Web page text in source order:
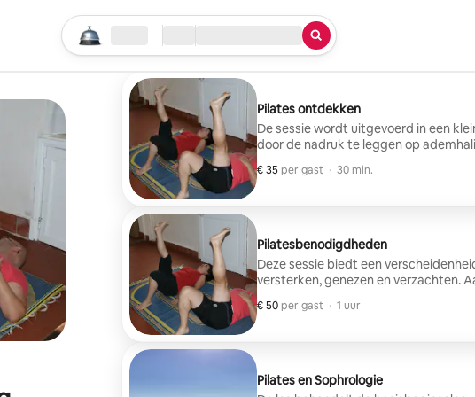
Begin je zoektocht
Locatie Aankomen/vertrekken
Soort service
Pilates ontdekken
De sessie wordt uitgevoerd in een
door de nadruk te leggen op
Geweldig voor beginners.
€ 35 per gast
€ 35 per gast
, · 30 min.
Pilatesbenodigdheden
Deze sessie biedt een
versterken, genezen en verzachten.
begeleide ontspanningsperiode om
€ 50 per gast
€ 50 per gast
, · 1 uur
Pilates en Sophrologie